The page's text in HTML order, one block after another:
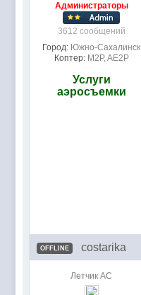
Администраторы
3612 сообщений
Город: Южно-Сахалинск
Коптер: M2P, AE2P
Услуги
аэросъемки
OFFLINE costarika
Летчик АС